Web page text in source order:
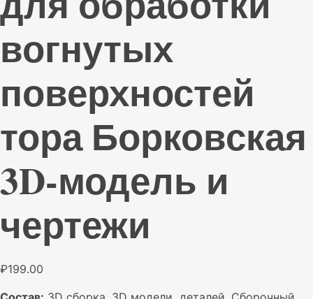
вогнутых
поверхностей
тора Борковская
3D-модель и
чертежи
₽199.00